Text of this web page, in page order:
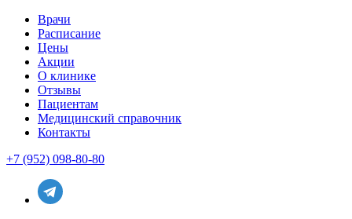
Врачи
Расписание
Цены
Акции
О клинике
Отзывы
Пациентам
Медицинский справочник
Контакты
+7 (952) 098-80-80